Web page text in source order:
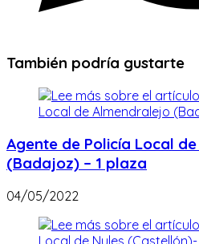
También podría gustarte
Agente de Policía Local
(Badajoz) – 1 plaza
04/05/2022